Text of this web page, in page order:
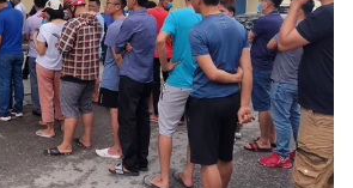
Shorts video
VTV Thể thao
Bất động sản